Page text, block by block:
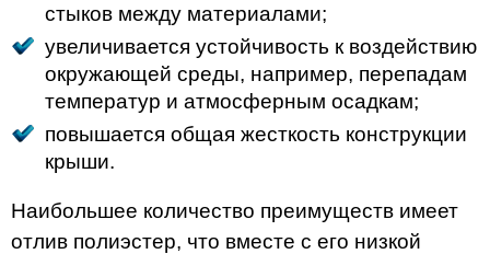
стыков между материалами;
увеличивается устойчивость к воздействию
окружающей среды, например, перепадам
температур и атмосферным осадкам;
повышается общая жесткость конструкции
крыши.
Наибольшее количество преимуществ имеет
отлив полиэстер, что вместе с его низкой